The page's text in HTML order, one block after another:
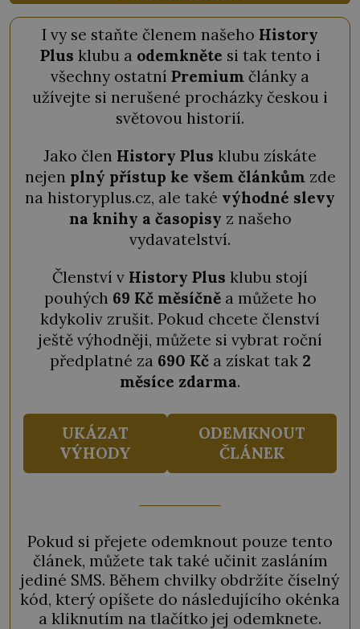
I vy se staňte členem našeho History
Plus klubu a odemkněte si tak tento i
všechny ostatní Premium články a
užívejte si nerušené procházky českou i
světovou historií.
Jako člen History Plus klubu získáte
nejen plný přístup ke všem článkům zde
na historyplus.cz, ale také výhodné slevy
na knihy a časopisy z našeho
vydavatelství.
Členství v History Plus klubu stojí
pouhých 69 Kč měsíčněa můžete ho
kdykoliv zrušit. Pokud chcete členství
ještě výhodněji, můžete si vybrat roční
předplatné za 690 Kča získat tak 2
měsíce zdarma.
UKÁZAT
VÝHODY
ODEMKNOUT
ČLÁNEK
Pokud si přejete odemknout pouze tento
článek, můžete tak také učinit zasláním
jediné SMS. Během chvilky obdržíte číselný
kód, který opíšete do následujícího okénka
a kliknutím na tlačítko jej odemknete.